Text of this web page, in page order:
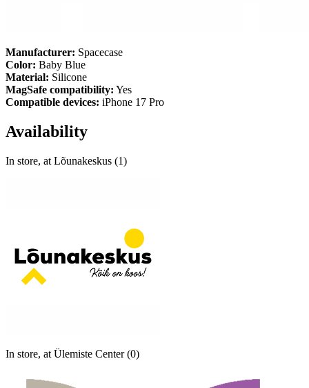
Manufacturer: Spacecase
Color: Baby Blue
Material: Silicone
MagSafe compatibility: Yes
Compatible devices: iPhone 17 Pro
Availability
In store, at Lõunakeskus (1)
In store, at Ülemiste Center (0)